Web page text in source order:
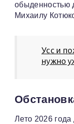
обыденностью
Михаилу
Усс и
нужно
Лето 2026